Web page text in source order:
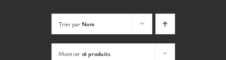
options
être
Trier parNom
Montrer16 produits